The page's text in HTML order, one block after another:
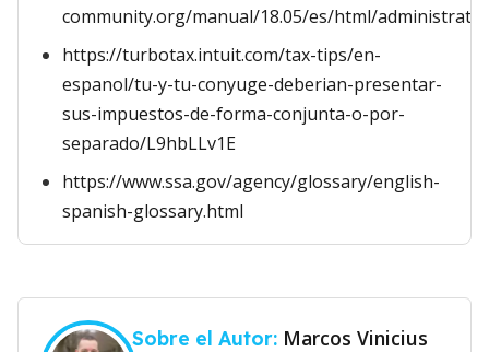
community.org/manual/18.05/es/html/
https://turbotax.intuit.com/tax-tips/en-
espanol/tu-y-tu-conyuge-deberian-presentar-
sus-impuestos-de-forma-conjunta-o-por-
separado/L9hbLLv1E
https://www.ssa.gov/agency/glossary/english-
spanish-glossary.html
Sobre el Autor: Marcos Vinicius